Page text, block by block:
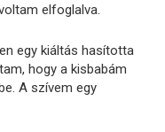
elfoglalva.
egy kiáltás hasította
hogy a kisbabám
A szívem egy